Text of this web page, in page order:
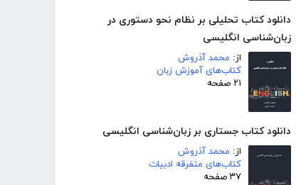
دانلود کتاب تحلیلی بر نظام نحو دستوری در
زبان‌شناسی انگلیسی
از: محمد آذروش
کتاب‌های آموزش زبان
۲۱ صفحه
دانلود کتاب جستاری بر زبان‌شناسی انگلیسی
از: محمد آذروش
کتاب‌های متفرقه ادبیات
۳۷ صفحه